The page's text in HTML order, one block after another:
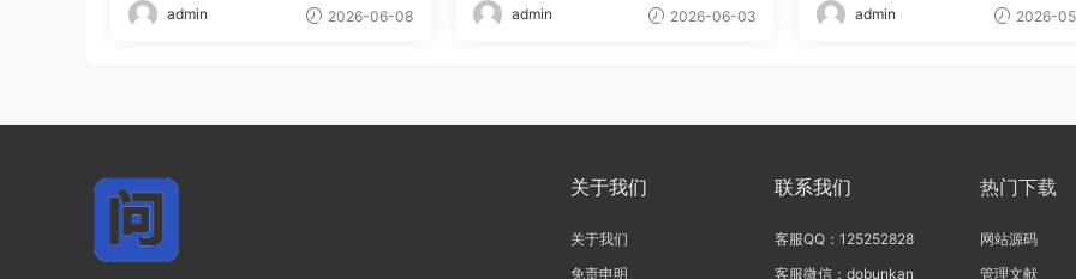
admin 2026-06-08 admin 2026-06-03 admin 2026-
关于我们
关于我们
免责申明
联系我们
客服QQ：125252828
客服微信：dobunkan
热门下载
网站源码
管理文献